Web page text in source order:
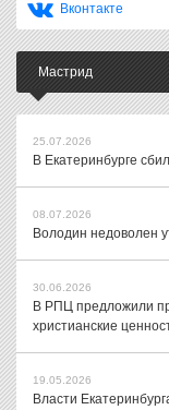
Вконтакте
Мастрид
25.07.2026
В Екатеринбурге
08.07.2026
Володин недоволен
30.06.2026
В РПЦ предложили
христианские
19.05.2026
Власти